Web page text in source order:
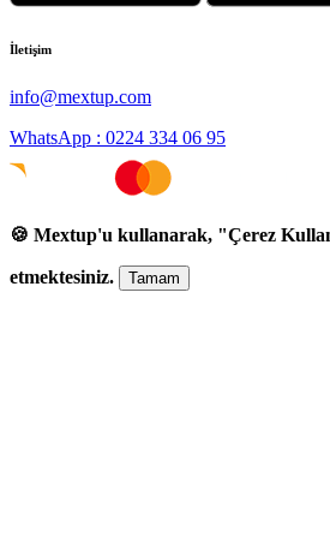
İletişim
info@mextup.com
WhatsApp : 0224 334 06 95
🍪 Mextup'u kullanarak, "Çerez
etmektesiniz. Tamam